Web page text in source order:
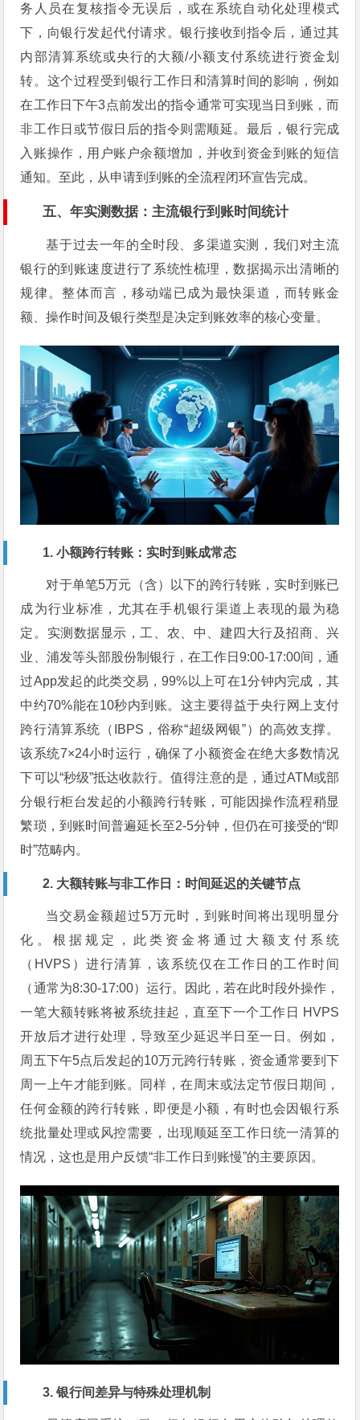
务人员在复核指令无误后，或在系统自动化处理模式
下，向银行发起代付请求。银行接收到指令后，通过其
内部清算系统或央行的大额/小额支付系统进行资金划
转。这个过程受到银行工作日和清算时间的影响，例如
在工作日下午3点前发出的指令通常可实现当日到账，而
非工作日或节假日后的指令则需顺延。最后，银行完成
入账操作，用户账户余额增加，并收到资金到账的短信
通知。至此，从申请到到账的全流程闭环宣告完成。
五、年实测数据：主流银行到账时间统计
基于过去一年的全时段、多渠道实测，我们对主流
银行的到账速度进行了系统性梳理，数据揭示出清晰的
规律。整体而言，移动端已成为最快渠道，而转账金
额、操作时间及银行类型是决定到账效率的核心变量。
1. 小额跨行转账：实时到账成常态
对于单笔5万元（含）以下的跨行转账，实时到账已
成为行业标准，尤其在手机银行渠道上表现的最为稳
定。实测数据显示，工、农、中、建四大行及招商、兴
业、浦发等头部股份制银行，在工作日9:00-17:00间，通
过App发起的此类交易，99%以上可在1分钟内完成，其
中约70%能在10秒内到账。这主要得益于央行网上支付
跨行清算系统（IBPS，俗称“超级网银”）的高效支撑。
该系统7×24小时运行，确保了小额资金在绝大多数情况
下可以“秒级”抵达收款行。值得注意的是，通过ATM或部
分银行柜台发起的小额跨行转账，可能因操作流程稍显
繁琐，到账时间普遍延长至2-5分钟，但仍在可接受的“即
时”范畴内。
2. 大额转账与非工作日：时间延迟的关键节点
当交易金额超过5万元时，到账时间将出现明显分
化。根据规定，此类资金将通过大额支付系统
（HVPS）进行清算，该系统仅在工作日的工作时间
（通常为8:30-17:00）运行。因此，若在此时段外操作，
一笔大额转账将被系统挂起，直至下一个工作日 HVPS
开放后才进行处理，导致至少延迟半日至一日。例如，
周五下午5点后发起的10万元跨行转账，资金通常要到下
周一上午才能到账。同样，在周末或法定节假日期间，
任何金额的跨行转账，即便是小额，有时也会因银行系
统批量处理或风控需要，出现顺延至工作日统一清算的
情况，这也是用户反馈“非工作日到账慢”的主要原因。
3. 银行间差异与特殊处理机制